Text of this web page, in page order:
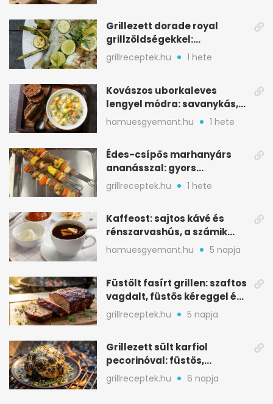
Grillezett dorade royal
grillzöldségekkel:
mediterrán ízek a rostélyról
grillreceptek.hu 1 hete
Kovászos uborkaleves
lengyel módra: savanykás,
kapros, meglepően
tartalmas
hamuesgyemant.hu 1 hete
Édes-csípős marhanyárs
ananásszal: gyors
grillrecept jalapeñóval
grillreceptek.hu 1 hete
Kaffeost: sajtos kávé és
rénszarvashús, a számik
melegítő itala
hamuesgyemant.hu 5 napja
Füstölt fasírt grillen: szaftos
vagdalt, füstös kéreggel és
BBQ mázzal
grillreceptek.hu 5 napja
Grillezett sült karfiol
pecorinóval: füstös,
karamellizált nyári kedvenc
grillreceptek.hu 6 napja